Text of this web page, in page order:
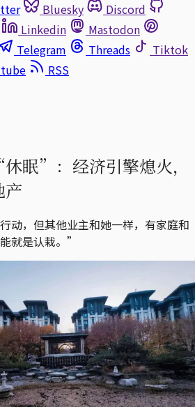
Bluesky
Discord
Linkedin
Mastodon
Telegram Threads
Tiktok
RSS
眠”：经济引擎熄火，
产
动，但其他业主和她一样，有家庭和
就是认栽。”